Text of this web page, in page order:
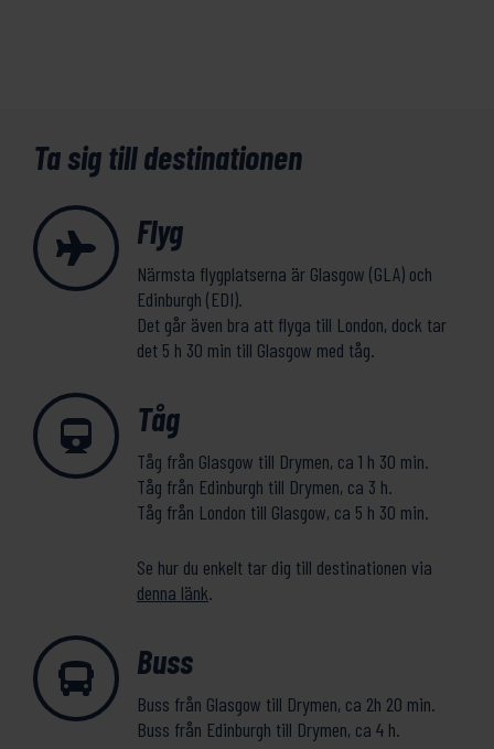
Ta sig till destinationen
Flyg
Närmsta flygplatserna är Glasgow (GLA) och
Edinburgh (EDI).
Det går även bra att flyga till London, dock tar
det 5 h 30 min till Glasgow med tåg.
Tåg
Tåg från Glasgow till Drymen, ca 1 h 30 min.
Tåg från Edinburgh till Drymen, ca 3 h.
Tåg från London till Glasgow, ca 5 h 30 min.
Se hur du enkelt tar dig till destinationen via
denna länk.
Buss
Buss från Glasgow till Drymen, ca 2h 20 min.
Buss från Edinburgh till Drymen, ca 4 h.